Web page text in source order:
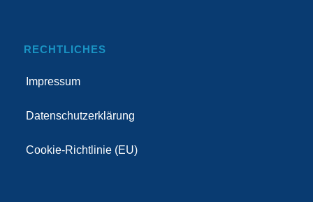
RECHTLICHES
Impressum
Datenschutzerklärung
Cookie-Richtlinie (EU)